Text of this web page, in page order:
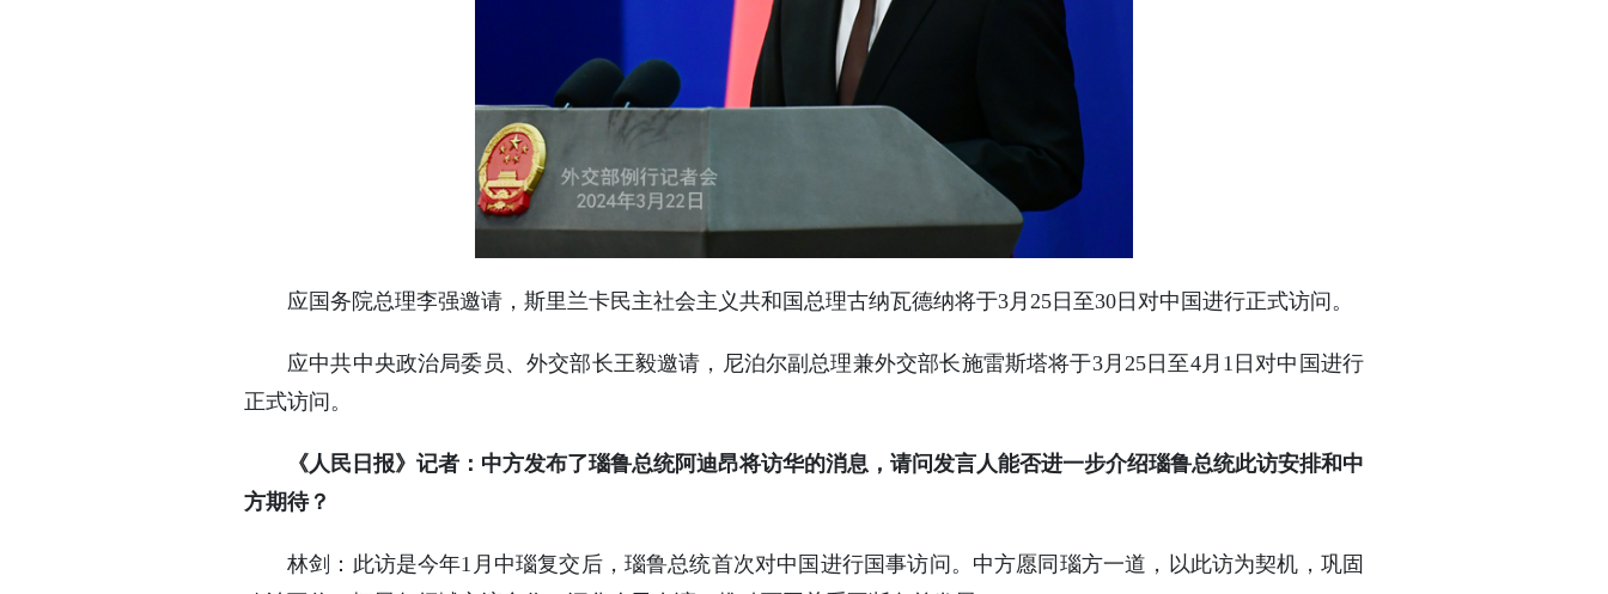
应国务院总理李强邀请，斯里兰卡民主社会主义共和国总理古纳瓦德纳将于3月25日至30日对中国进行正式访问。
应中共中央政治局委员、外交部长王毅邀请，尼泊尔副总理兼外交部长施雷斯塔将于3月25日至4月1日对中国进行
正式访问。
《人民日报》记者：中方发布了瑙鲁总统阿迪昂将访华的消息，请问发言人能否进一步介绍瑙鲁总统此访安排和中
方期待？
林剑：此访是今年1月中瑙复交后，瑙鲁总统首次对中国进行国事访问。中方愿同瑙方一道，以此访为契机，巩固